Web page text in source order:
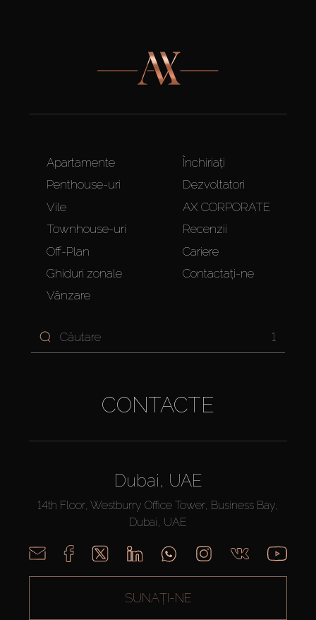
Apartamente
Penthouse-uri
Vile
Townhouse-uri
Off-Plan
Ghiduri zonale
Vânzare
Închiriați
Dezvoltatori
AX CORPORATE
Recenzii
Cariere
Contactați-ne
1
CONTACTE
Dubai, UAE
14th Floor, Westburry Office Tower, Business Bay,
Dubai, UAE
SUNAȚI-NE